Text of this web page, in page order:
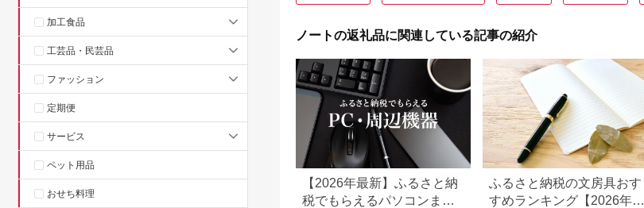
加工食品
工芸品・民芸品
ファッション
定期便
サービス
ペット用品
おせち料理
ノートの返礼品に関連している記事の紹介
【2026年最新】ふるさと納
税でもらえるパソコンまと
ふるさと納税の文房具おす
すめランキング【2026年】